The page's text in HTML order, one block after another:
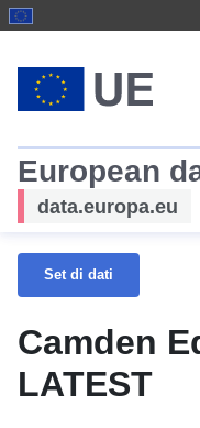
European
data.europa.eu
Set di dati
Camden
LATEST